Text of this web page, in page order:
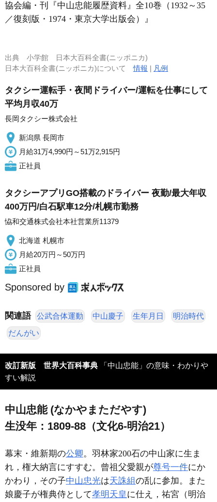
協会編・刊『中山忠能履歴資料』全10巻（1932～35
／復刻版・1974・東京大学出版会）』
出典 小学館 日本大百科全書(ニッポニカ)
日本大百科全書(ニッポニカ)について情報 | 凡例
タクシー運転手・夜間ドライバー/運転を仕事にして
平均月収40万
長岡タクシー株式会社
新潟県 長岡市
月給31万4,990円～51万2,915円
正社員
タクシーアプリGO搭載のドライバー 夜勤/最大年収
400万円/白石駅車12分/札幌市勤務
恊和交通株式会社本社営業所11379
北海道 札幌市
月給20万円～50万円
正社員
Sponsored by
関連語 公武合体運動 中山慶子 生年月日 明治時代
だんがい
改訂新版 世界大百科事典 「中山忠能」の意味・わかりや
すい解説
中山忠能 (なかやまただやす)
生没年：1809-88（文化6-明治21）
幕末・維新期の公卿。羽林家200石の中山家に生ま
れ，権大納言にすすむ。曾祖父愛親が尊号一件にか
かわり，その子中山忠光は天誅組の乱に参加。また
娘慶子が権典侍として孝明天皇に仕え，祐宮（明治